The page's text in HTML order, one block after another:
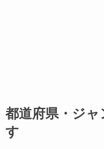
都道府県・ジ
す